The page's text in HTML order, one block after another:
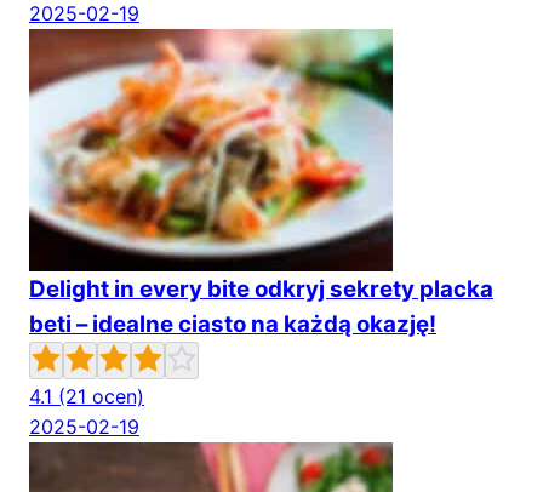
2025-02-19
Delight in every bite odkryj sekrety placka
beti – idealne ciasto na każdą okazję!
4.1 (21 ocen)
2025-02-19